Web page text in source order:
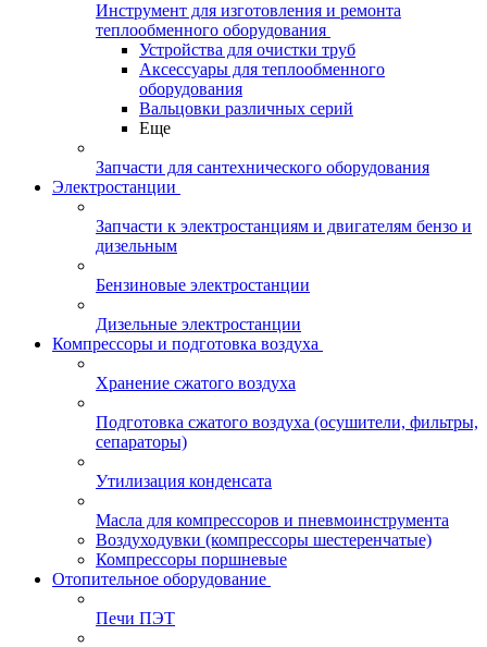
Инструмент для изготовления и ремонта
теплообменного оборудования
Устройства для очистки труб
Аксессуары для теплообменного
оборудования
Вальцовки различных серий
Еще
Запчасти для сантехнического оборудования
Электростанции
Запчасти к электростанциям и двигателям бензо и
дизельным
Бензиновые электростанции
Дизельные электростанции
Компрессоры и подготовка воздуха
Хранение сжатого воздуха
Подготовка сжатого воздуха (осушители, фильтры,
сепараторы)
Утилизация конденсата
Масла для компрессоров и пневмоинструмента
Воздуходувки (компрессоры шестеренчатые)
Компрессоры поршневые
Отопительное оборудование
Печи ПЭТ